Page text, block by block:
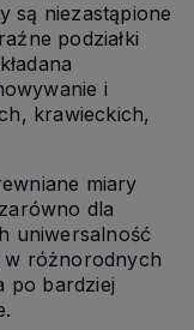
są niezastąpione
podziałki
i
krawieckich,
miary
dla
uniwersalność
w różnorodnych
po bardziej